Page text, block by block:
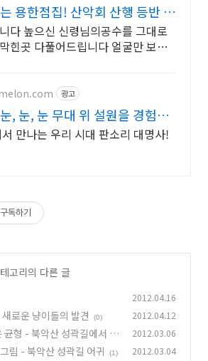
용한점집! 산악회 산행 등반 정
다 높으신 신령님의공수를 그대로
힌곳 다풀어드립니다 얼굴만 보면
광고
, 눈, 눈 무대 위 설원을 경험하
만나는 우리 시대 판소리 대명사!
구독하기
고리의 다른 글
2012.04.16
로운 냥이들의 발견 (0) 2012.04.12
균형 - 북악산 성곽길에서 2012.03.06
림 - 북악산 성곽길 어귀 (1) 2012.03.04